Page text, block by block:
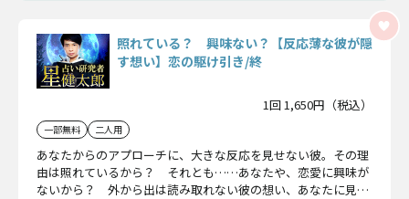
照れている？ 興味ない？【反応薄な彼が隠
す想い】恋の駆け引き/終
1回 1,650円（税込）
一部無料 二人用
あなたからのアプローチに、大きな反応を見せない彼。その理
由は照れているから？ それとも……あなたや、恋愛に興味が
ないから？ 外から出は読み取れない彼の想い、あなたに見せ